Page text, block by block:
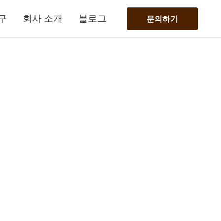
회사 소개 블로그 문의하기